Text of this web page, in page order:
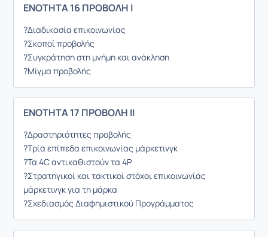
ΕΝΟΤΗΤΑ 16 ΠΡΟΒΟΛΗ Ι
?Διαδικασία επικοινωνίας
?Σκοποί προβολής
?Συγκράτηση στη μνήμη και ανάκληση
?Μίγμα προβολής
ΕΝΟΤΗΤΑ 17 ΠΡΟΒΟΛΗ ΙΙ
?Δραστηριότητες προβολής
?Τρία επίπεδα επικοινωνίας μάρκετινγκ
?Τα 4C αντικαθιστούν τα 4P
?Στρατηγικοί και τακτικοί στόχοι επικοινωνίας
μάρκετινγκ για τη μάρκα
?Σχεδιασμός Διαφημιστικού Προγράμματος